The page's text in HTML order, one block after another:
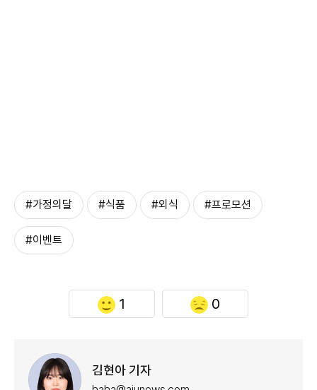
#가정의달 #식품 #외식 #프로모션
#이벤트
1 0
김현아 기자